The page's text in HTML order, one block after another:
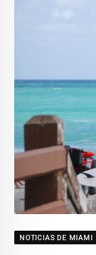
NOTICIAS DE MIAMI